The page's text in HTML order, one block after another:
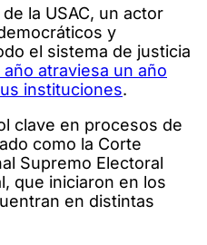
la USAC, un actor
y
el sistema de justicia
año atraviesa un año
instituciones.
clave en procesos de
como la Corte
Supremo Electoral
que iniciaron en los
en distintas